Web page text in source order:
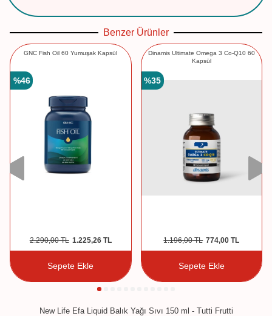
Benzer Ürünler
GNC Fish Oil 60 Yumuşak Kapsül
%46
2.290,00TL 1.225,26TL
Sepete Ekle
Dinamis Ultimate Omega 3 Co-Q10 60
Kapsül
%35
1.196,00TL 774,00 TL
Sepete Ekle
New Life Efa Liquid Balık Yağı Sıvı 150 ml - Tutti Frutti